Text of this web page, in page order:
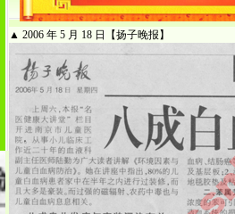
▲ 2006 年 5 月 18 日【扬子晚报】